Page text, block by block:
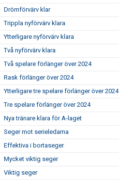
Drömförvärv klar
Trippla nyförvärv klara
Ytterligare nyförvärv klara
Två nyförvärv klara
Två spelare förlänger över 2024
Rask förlänger över 2024
Ytterligare tre spelare förlänger över 2024
Tre spelare förlänger över 2024
Nya tränare klara för A-laget
Seger mot serieledarna
Effektiva i bortaseger
Mycket viktig seger
Viktig seger